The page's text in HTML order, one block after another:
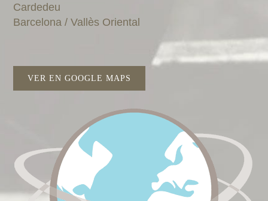
Cardedeu
Barcelona / Vallès Oriental
VER EN GOOGLE MAPS